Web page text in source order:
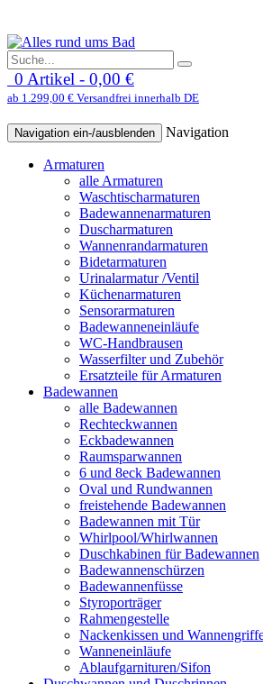
0 Artikel - 0,00 €
ab 1.299,00 € Versandfrei innerhalb DE
Navigation ein-/ausblenden Navigation
Armaturen
alle Armaturen
Waschtischarmaturen
Badewannenarmaturen
Duscharmaturen
Wannenrandarmaturen
Bidetarmaturen
Urinalarmatur /Ventil
Küchenarmaturen
Sensorarmaturen
Badewanneneinläufe
WC-Handbrausen
Wasserfilter und Zubehör
Ersatzteile für Armaturen
Badewannen
alle Badewannen
Rechteckwannen
Eckbadewannen
Raumsparwannen
6 und 8eck Badewannen
Oval und Rundwannen
freistehende Badewannen
Badewannen mit Tür
Whirlpool/Whirlwannen
Duschkabinen für Badewannen
Badewannenschürzen
Badewannenfüsse
Styroporträger
Rahmengestelle
Nackenkissen und
Wanneneinläufe
Ablaufgarnituren/Sifon